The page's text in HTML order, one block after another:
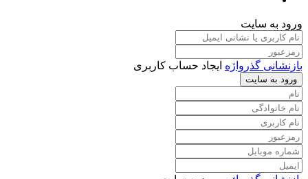
ورود به سایت
بازنشانی گذرواژه ایجاد حساب کاربری
ورود به سایت